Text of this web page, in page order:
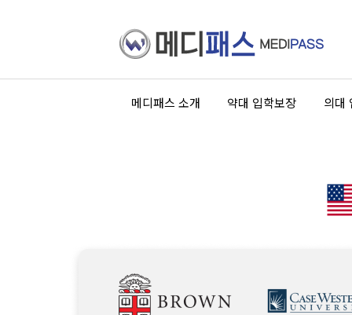
메디패스 소개 약대 입학보장 의대